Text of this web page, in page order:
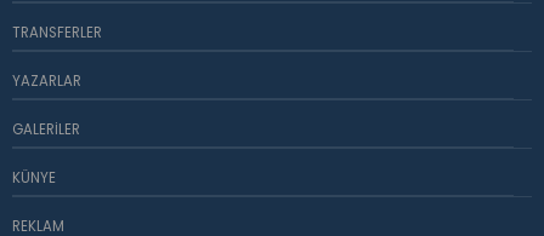
TRANSFERLER
YAZARLAR
GALERILER
KÜNYE
REKLAM